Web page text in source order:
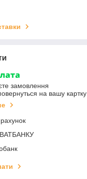
замовлення
на вашу картку